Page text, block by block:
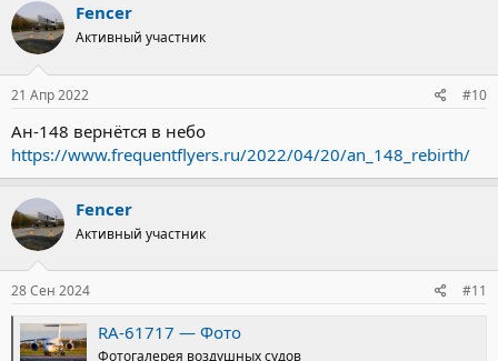
Fencer
Активный участник
21 Апр 2022 #10
Ан-148 вернётся в небо
https://www.frequentflyers.ru/2022/04/20/an_148_rebirth/
Fencer
Активный участник
28 Сен 2024 #11
RA-61717 — Фото
Фотогалерея воздушных судов